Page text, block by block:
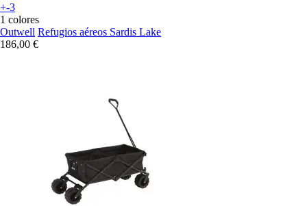
+-3
1 colores
Outwell Refugios aéreos Sardis Lake
186,00 €